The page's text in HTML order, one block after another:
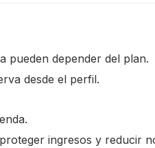
pueden depender del plan.
desde el perfil.
ingresos y reducir